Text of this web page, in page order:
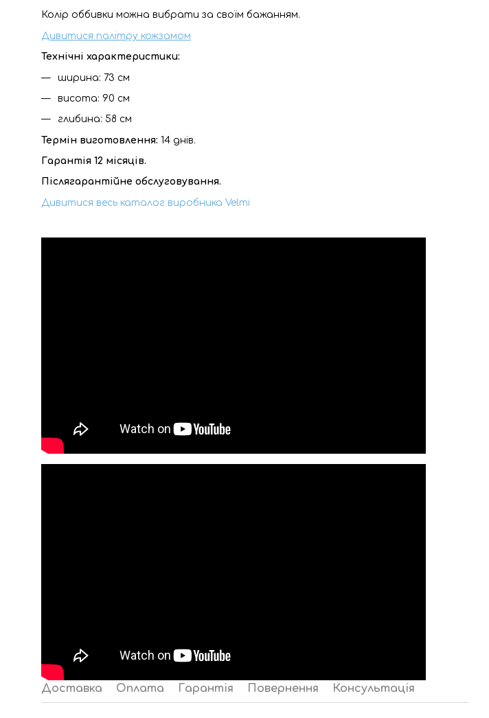
Колір оббивки можна вибрати за своїм бажанням.
Дивитися палітру кожзамом
Технічні характеристики:
ширина: 73 см
висота: 90 см
глибина: 58 см
Термін виготовлення: 14 днів.
Гарантія 12 місяців.
Післягарантійне обслуговування.
Дивитися весь каталог виробника Velmi
Доставка Оплата Гарантія Повернення Консультація